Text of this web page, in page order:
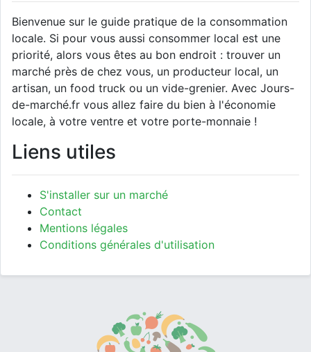
Bienvenue sur le guide pratique de la consommation
locale. Si pour vous aussi consommer local est une
priorité, alors vous êtes au bon endroit : trouver un
marché près de chez vous, un producteur local, un
artisan, un food truck ou un vide-grenier. Avec Jours-
de-marché.fr vous allez faire du bien à l'économie
locale, à votre ventre et votre porte-monnaie !
Liens utiles
S'installer sur un marché
Contact
Mentions légales
Conditions générales d'utilisation